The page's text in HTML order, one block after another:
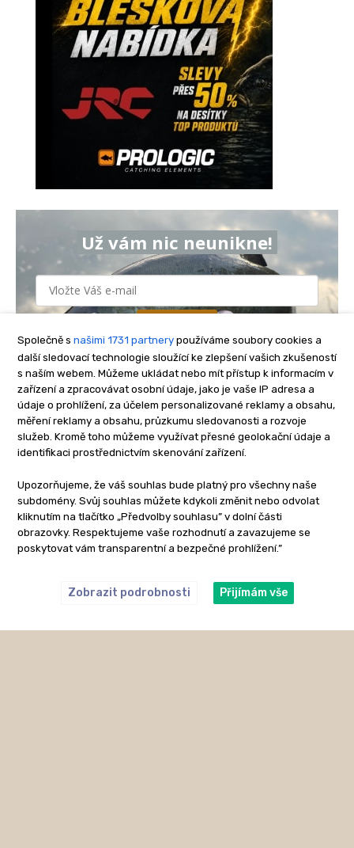
Společně s našimi 1731 partnery používáme soubory cookies a
další sledovací technologie sloužící ke zlepšení vašich zkušeností
s naším webem. Můžeme ukládat nebo mít přístup k informacím v
zařízení a zpracovávat osobní údaje, jako je vaše IP adresa a
údaje o prohlížení, za účelem personalizované reklamy a obsahu,
měření reklamy a obsahu, průzkumu sledovanosti a rozvoje
služeb. Kromě toho můžeme využívat přesné geolokační údaje a
identifikaci prostřednictvím skenování zařízení.
Upozorňujeme, že váš souhlas bude platný pro všechny naše
subdomény. Svůj souhlas můžete kdykoli změnit nebo odvolat
kliknutím na tlačítko „Předvolby souhlasu” v dolní části
obrazovky. Respektujeme vaše rozhodnutí a zavazujeme se
poskytovat vám transparentní a bezpečné prohlížení.”
Zobrazit podrobnosti Přijímám vše